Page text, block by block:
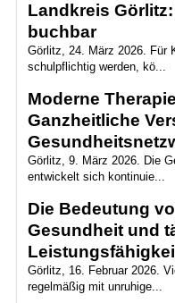
Landkreis
buchbar
Görlitz, 24. März 2026. Für
schulpflichtig werden, kö...
Moderne
Ganzheitliche
Görlitz, 9. März 2026. Die
entwickelt sich kontinuie...
Die Bedeutung
Gesundheit und
Görlitz, 16. Februar 2026.
regelmäßig mit unruhige...